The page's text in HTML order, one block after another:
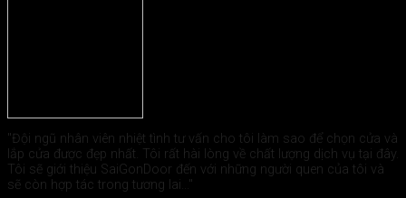
"Đội ngũ nhân viên nhiệt tình tư vấn cho tôi làm sao để chọn cửa và
lắp cửa được đẹp nhất. Tôi rất hài lòng về chất lượng dịch vụ tại đây.
Tôi sẽ giới thiệu SaiGonDoor đến với những người quen của tôi và
sẽ còn hợp tác trong tương lai..."